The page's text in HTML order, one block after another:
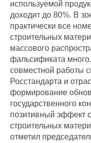
используемой
доходит до 80%. В
практически все
строительных
массового
фальсификата
совместной работы
Росстандарта и
формирование
государственного
позитивный эффект
строительных
отметил